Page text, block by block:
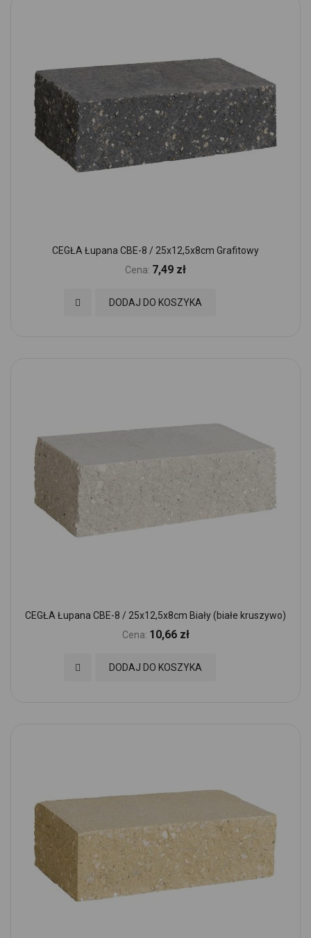
CEGŁA Łupana CBE-8 / 25x12,5x8cm Grafitowy
Cena: 7,49 zł
DODAJ DO KOSZYKA
Dodaj do Ulubionych
CEGŁA Łupana CBE-8 / 25x12,5x8cm Biały (białe kruszywo)
Cena: 10,66 zł
DODAJ DO KOSZYKA
Dodaj do Ulubionych